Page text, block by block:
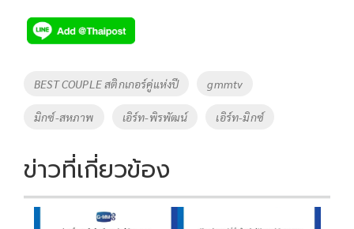
e
b
o
o
k
tt
er
p
y
Li
n
k
Tags
BEST COUPLE สติกเกอร์คู่แห่งปี gmmtv
มิกซ์-สหภาพ เอิร์ท-พิรพัฒน์ เอิร์ท-มิกซ์
ข่าวที่เกี่ยวข้อง